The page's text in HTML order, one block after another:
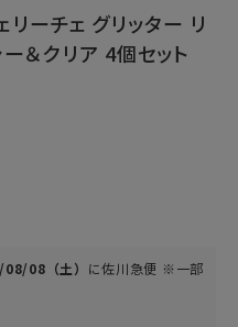
ーチェ グリッター リ
＆クリア 4個セット
08（土） に佐川急便 ※一部